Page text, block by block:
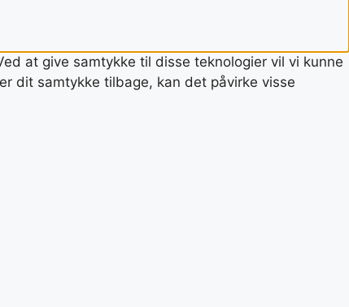
at give samtykke til disse teknologier vil vi kunne
dit samtykke tilbage, kan det påvirke visse